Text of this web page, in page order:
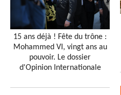
15 ans déjà ! Fête du trône :
Mohammed VI, vingt ans au
pouvoir. Le dossier
d'Opinion Internationale